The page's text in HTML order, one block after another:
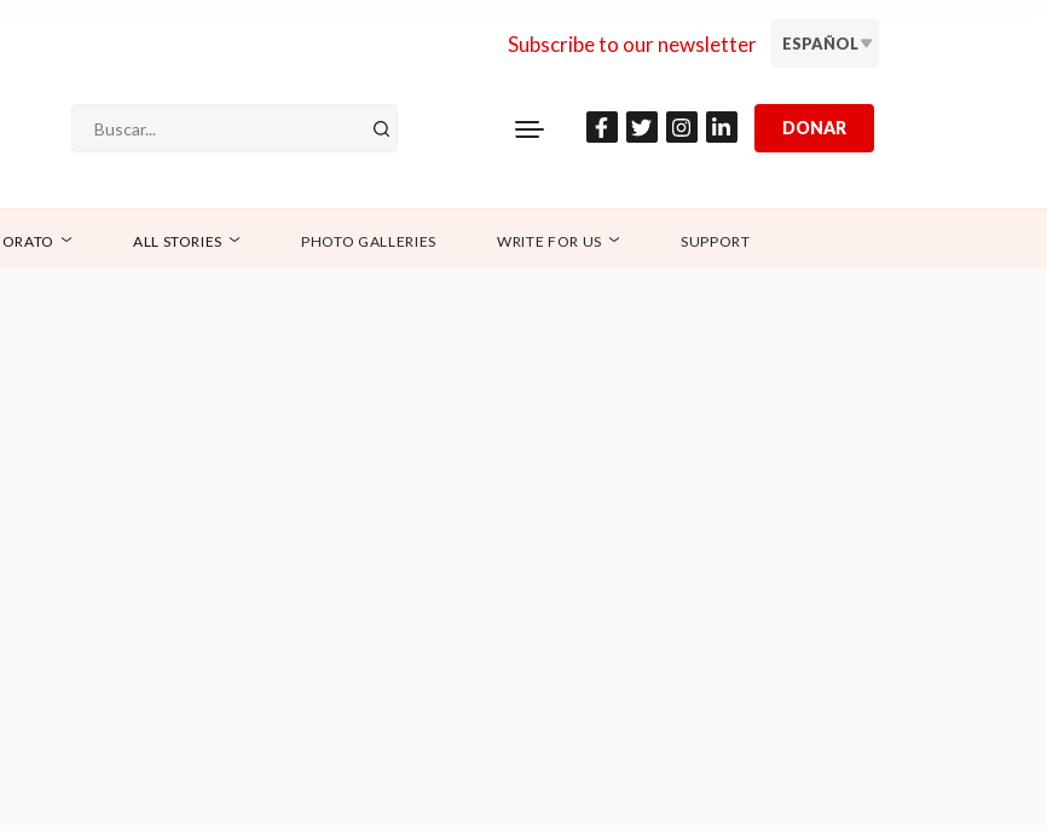
Subscribe to our newsletter ESPAÑOL
DONAR
ALL STORIES PHOTO GALLERIES WRITE FOR US SUPPORT